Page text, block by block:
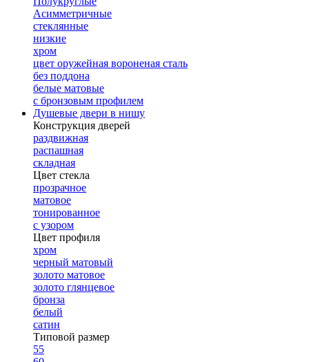
Асимметричные
стеклянные
низкие
хром
цвет оружейная вороненая сталь
без поддона
белые матовые
с бронзовым профилем
Душевые двери в нишу
Конструкция дверей
раздвижная
распашная
складная
Цвет стекла
прозрачное
матовое
тонированное
с узором
Цвет профиля
хром
черный матовый
золото матовое
золото глянцевое
бронза
белый
сатин
Типовой размер
55